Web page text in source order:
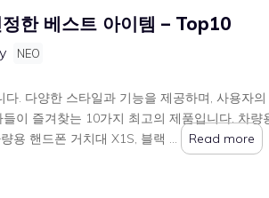
한 베스트 아이템 – Top10
NEO
. 다양한 스타일과 기능을 제공하며, 사용자의
이 즐겨찾는 10가지 최고의 제품입니다. 차량
용 핸드폰 거치대 X1S, 블랙 …
Read more